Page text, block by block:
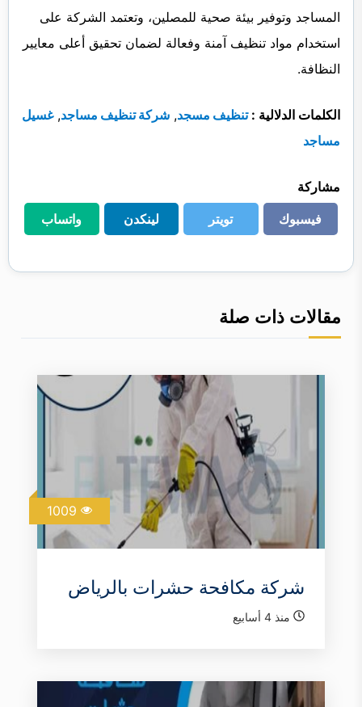
المساجد وتوفير بيئة صحية للمصلين، وتعتمد الشركة على
استخدام مواد تنظيف آمنة وفعالة لضمان تحقيق أعلى معايير
النظافة.
الكلمات الدلالية :تنظيف مسجد, شركة تنظيف مساجد,غسيل
مساجد
مشاركة
فيسبوك
فيسبوك
تويتر
تويتر
لينكدن
لينكدن
واتساب
واتساب
مقالات ذات صلة
شركة مكافحة حشرات بالرياض
منذ 4 أسابيع